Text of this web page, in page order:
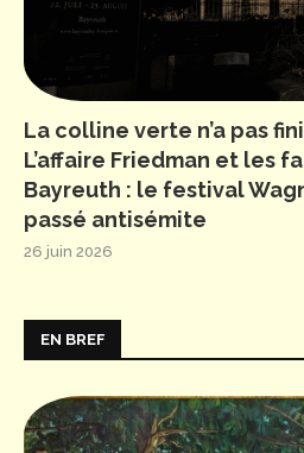
La colline verte n’a pas
L’affaire Friedman et les
Bayreuth : le festival
passé antisémite
26 juin 2026
EN BREF